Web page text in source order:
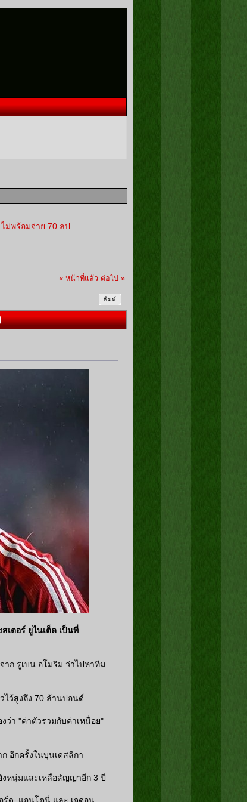
ม่พร้อมจ่าย 70 ลป.
« หน้าที่แล้ว ต่อไป »
พิมพ์
เตอร์ ยูไนเต็ด เป็นที่
ก รูเบน อโมริม ว่าไปหาทีม
ไว้สูงถึง 70 ล้านปอนด์
ว่า "ค่าตัวรวมกับค่าเหนื่อย"
อีกครั้งในบุนเดสลีกา
งหนุ่มและเหลือสัญญาอีก 3 ปี